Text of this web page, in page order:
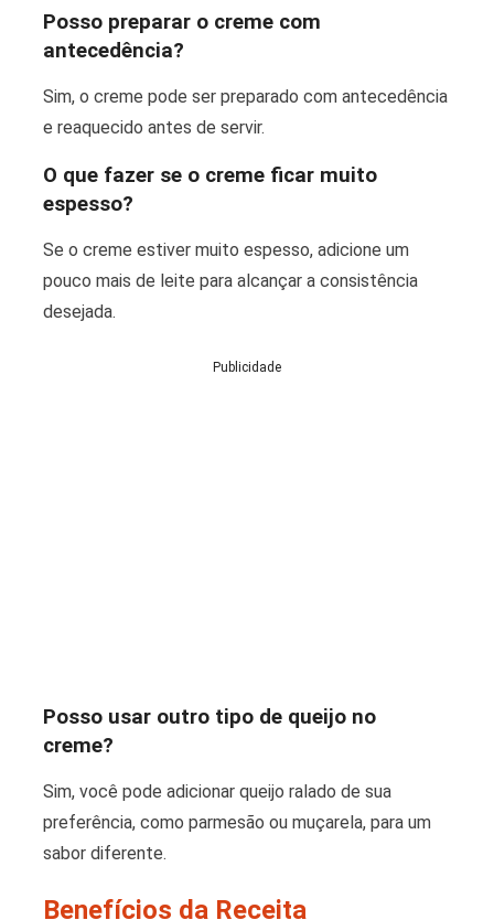
Posso preparar o creme com
antecedência?
Sim, o creme pode ser preparado com antecedência
e reaquecido antes de servir.
O que fazer se o creme ficar muito
espesso?
Se o creme estiver muito espesso, adicione um
pouco mais de leite para alcançar a consistência
desejada.
Publicidade
Posso usar outro tipo de queijo no
creme?
Sim, você pode adicionar queijo ralado de sua
preferência, como parmesão ou muçarela, para um
sabor diferente.
Benefícios da Receita